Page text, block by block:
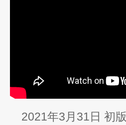
2021年3月31日 初